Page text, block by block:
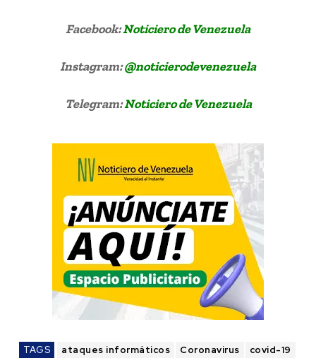
Facebook:Noticiero de Venezuela
Instagram:@noticierodevenezuela
Telegram:Noticiero de Venezuela
TAGS ataques informáticos Coronavirus covid-19